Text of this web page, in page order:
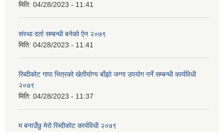
मिति: 04/28/2023 - 11:41
संस्था दर्ता सम्बन्धी बनेको ऐन २०७९
मिति: 04/28/2023 - 11:41
रिब्दीक‍ोट गापा भित्रको खेतीयोग्य बाँझो जग्गा उपयोग गर्ने सम्बन्धी कार्यविधी
२०७९
मिति: 04/28/2023 - 11:37
म बनाउँछु मेरो रिब्दीकोट कार्यविधी २०७९